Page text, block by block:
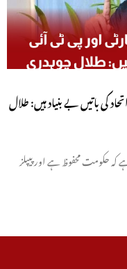
کی باتیں بے بنیاد ہیں: طلال
کہ حکومت محفوظ ہے اور پیپلز